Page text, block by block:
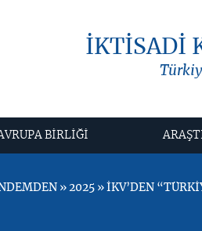
İKTİSADİ
BİRLİĞİ
» 2025 » İKV’DEN